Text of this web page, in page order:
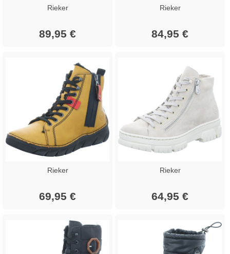
Rieker
89,95 €
Rieker
84,95 €
Rieker
69,95 €
Rieker
64,95 €